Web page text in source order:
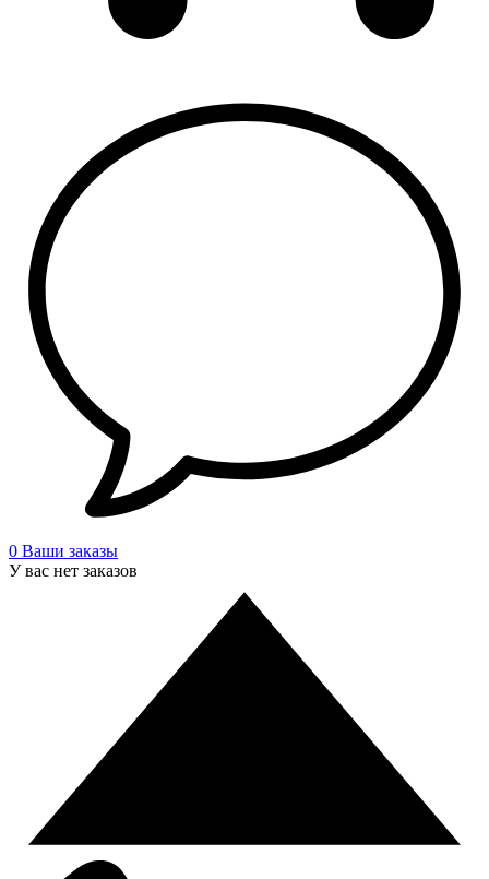
0 Ваши заказы
У вас нет заказов